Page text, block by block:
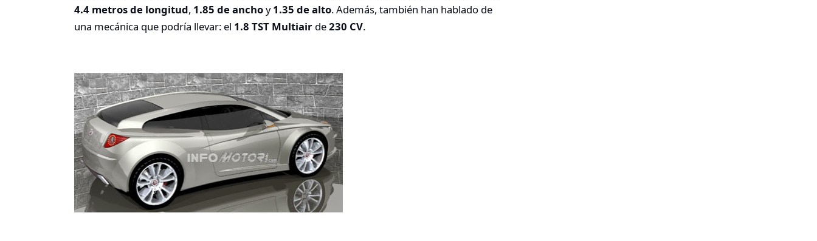
4.4 metros de longitud, 1.85 de anchoy1.35 de alto. Además, también han hablado de
una mecánica que podría llevar: el 1.8 TST Multiair de230 CV.